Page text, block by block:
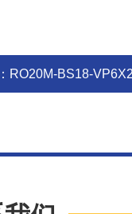
RO20M-BS18-VP6X2E-